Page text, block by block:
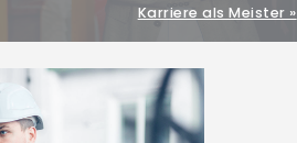
Karriere als Meister »